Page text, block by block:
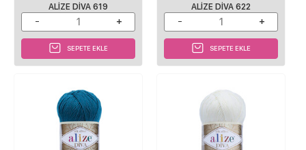
ALIZE DIVA 619
SEPETE EKLE
ALIZE DIVA 622
SEPETE EKLE